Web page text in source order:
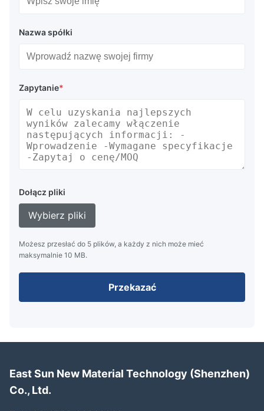
Nazwa spółki
Zapytanie*
Dołącz pliki
Wybierz pliki
Możesz przesłać do 5 plików, a każdy z nich może mieć
maksymalnie 10 MB.
Przekazać
East Sun New Material Technology (Shenzhen)
Co., Ltd.